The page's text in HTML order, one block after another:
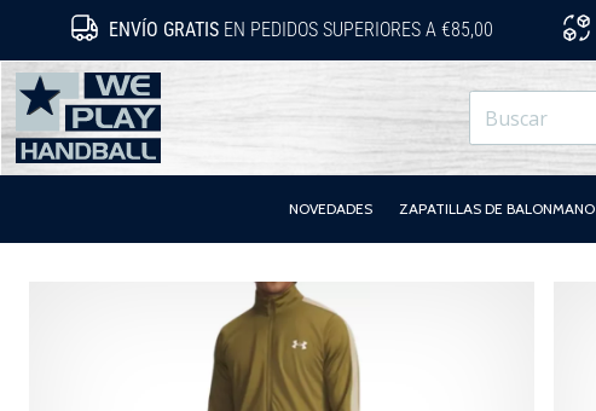
ENVÍO GRATISEN PEDIDOS SUPERIORES A €85,00
WePlayHandball.es
NOVEDADES ZAPATILLAS DE BALONMANO